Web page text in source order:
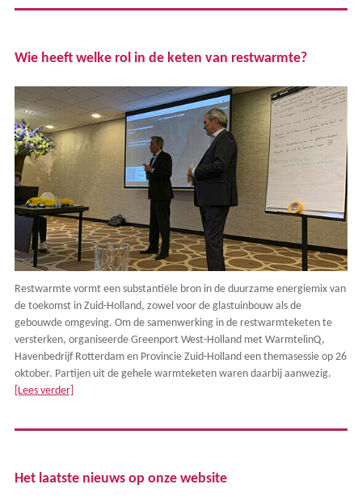
Wie heeft welke rol in de keten van restwarmte?
Restwarmte vormt een substantiële bron in de duurzame energiemix van
de toekomst in Zuid-Holland, zowel voor de glastuinbouw als de
gebouwde omgeving. Om de samenwerking in de restwarmteketen te
versterken, organiseerde Greenport West-Holland met WarmtelinQ,
Havenbedrijf Rotterdam en Provincie Zuid-Holland een themasessie op 26
oktober. Partijen uit de gehele warmteketen waren daarbij aanwezig.
[Lees verder]
Het laatste nieuws op onze website